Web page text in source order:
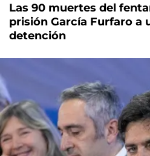
Las 90 muertes del
prisión García Furfaro a
detención